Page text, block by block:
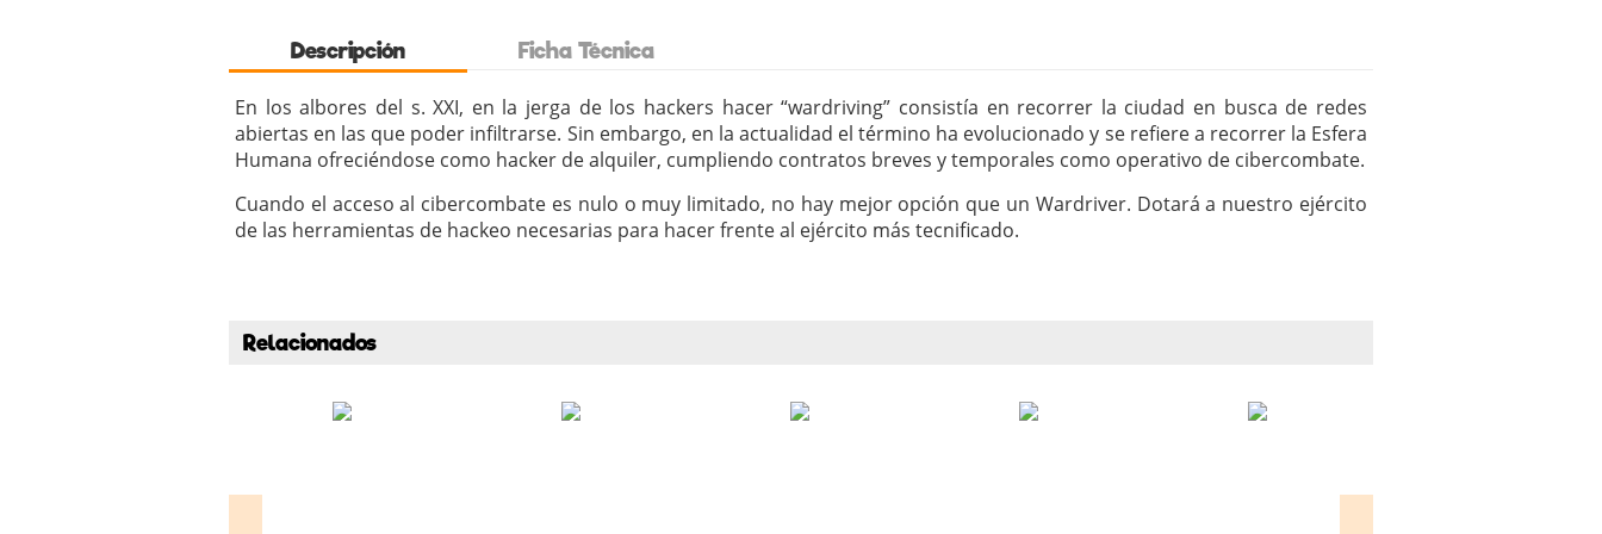
Descripción Ficha Técnica
En los albores del s. XXI, en la jerga de los hackers hacer “wardriving” consistía en recorrer la ciudad en busca de redes
abiertas en las que poder infiltrarse. Sin embargo, en la actualidad el término ha evolucionado y se refiere a recorrer la Esfera
Humana ofreciéndose como hacker de alquiler, cumpliendo contratos breves y temporales como operativo de cibercombate.
Cuando el acceso al cibercombate es nulo o muy limitado, no hay mejor opción que un Wardriver. Dotará a nuestro ejército
de las herramientas de hackeo necesarias para hacer frente al ejército más tecnificado.
Relacionados